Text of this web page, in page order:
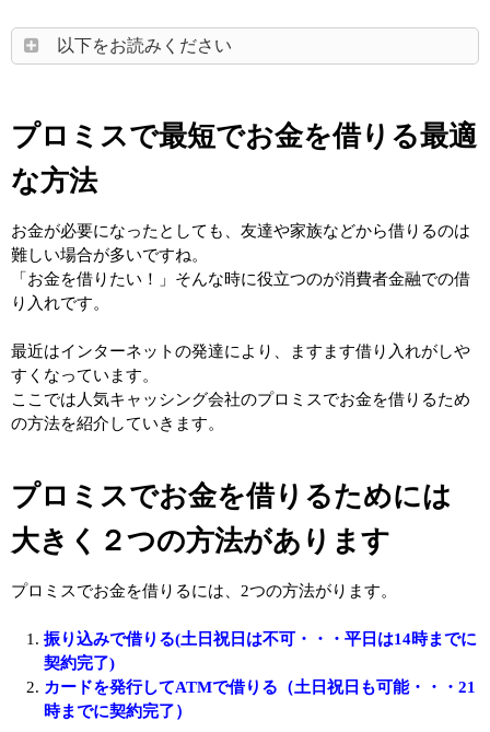
以下をお読みください
プロミスで最短でお金を借りる最適
な方法
お金が必要になったとしても、友達や家族などから借りるのは
難しい場合が多いですね。
「お金を借りたい！」そんな時に役立つのが消費者金融での借
り入れです。
最近はインターネットの発達により、ますます借り入れがしや
すくなっています。
ここでは人気キャッシング会社のプロミスでお金を借りるため
の方法を紹介していきます。
プロミスでお金を借りるためには
大きく２つの方法があります
プロミスでお金を借りるには、2つの方法がります。
振り込みで借りる(土日祝日は不可・・・平日は14時までに
契約完了)
カードを発行してATMで借りる（土日祝日も可能・・・21
時までに契約完了）